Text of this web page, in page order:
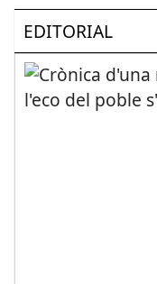
EDITORIAL